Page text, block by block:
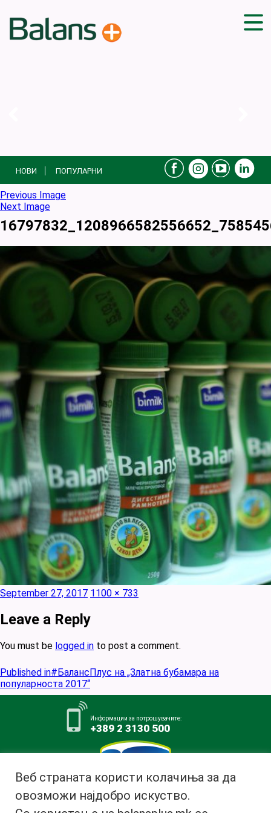
БЛОГ
ПРОИЗВОДИ
НОВИ ПОПУЛАРНИ
Previous Image
Next Image
Posted
September 27, 2017 Full
1100 × 733
Leave a Reply
You must be logged in to post a comment.
Post
navigation
Published in#БалансПлус на „Златна бубамара на
популарноста 2017“
Информации за потрошувачите:
+389 2 3130 500
Млекара АД Битола
Веб страната користи колачиња за да
овозможи најдобро искуство.